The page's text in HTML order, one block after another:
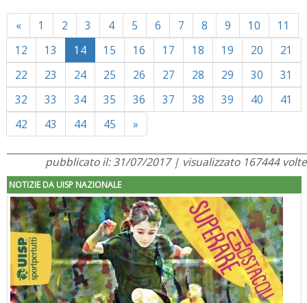
«Previous
1 2 3 4 5 6 7 8 9 10
11
12
13 14 15 16 17 18 19 20
21
22
23 24 25 26 27 28 29 30
31
32
33 34 35 36 37 38 39 40
41
42
43 44 45 »
pubblicato il: 31/07/2017 | visualizzato 167444 volte
NOTIZIE DA UISP NAZIONALE